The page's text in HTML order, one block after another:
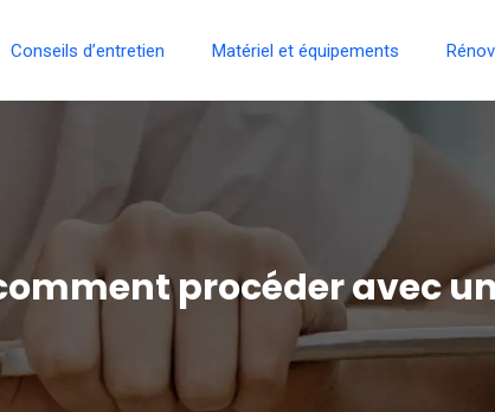
Conseils d’entretien Matériel et équipements
procéder avec